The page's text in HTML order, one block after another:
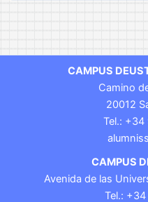
CAMPUS
Camino
20012
Tel.:
CAMPUS
Avenida de las
Tel.: